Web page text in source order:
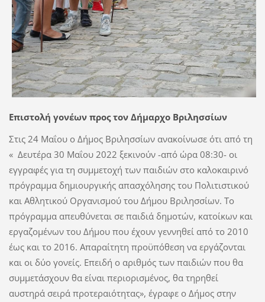
Επιστολή γονέων προς τον Δήμαρχο Βριλησσίων
Στις 24 Μαΐου ο Δήμος Βριλησσίων ανακοίνωσε ότι από τη
« Δευτέρα 30 Μαΐου 2022 ξεκινούν -από ώρα 08:30- οι
εγγραφές για τη συμμετοχή των παιδιών στο καλοκαιρινό
πρόγραμμα δημιουργικής απασχόλησης του Πολιτιστικού
και Αθλητικού Οργανισμού του Δήμου Βριλησσίων. Το
πρόγραμμα απευθύνεται σε παιδιά δημοτών, κατοίκων και
εργαζομένων του Δήμου που έχουν γεννηθεί από το 2010
έως και το 2016. Απαραίτητη προϋπόθεση να εργάζονται
και οι δύο γονείς. Επειδή ο αριθμός των παιδιών που θα
συμμετάσχουν θα είναι περιορισμένος, θα τηρηθεί
αυστηρά σειρά προτεραιότητας», έγραφε ο Δήμος στην